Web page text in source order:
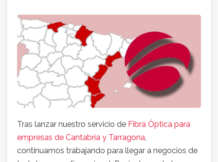
Tras lanzar nuestro servicio de Fibra Óptica para
empresas de Cantabria y Tarragona,
continuamos trabajando para llegar a negocios de